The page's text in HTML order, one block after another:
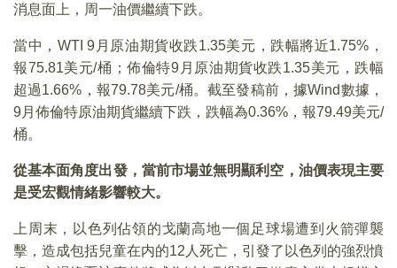
消息面上，周一油價繼續下跌。
當中，WTI 9月原油期貨收跌1.35美元，跌幅將近1.75%，
報75.81美元/桶；佈倫特9月原油期貨收跌1.35美元，跌幅
超過1.66%，報79.78美元/桶。截至發稿前，據Wind數據，
9月佈倫特原油期貨繼續下跌，跌幅為0.36%，報79.49美元/
桶。
從基本面角度出發，當前市場並無明顯利空，油價表現主要
是受宏觀情緒影響較大。
上周末，以色列佔領的戈蘭高地一個足球場遭到火箭彈襲
擊，造成包括兒童在内的12人死亡，引發了以色列的強烈憤